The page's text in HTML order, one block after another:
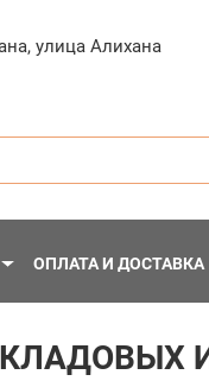
,улица Алихана
ОПЛАТА И ДОСТАВКА